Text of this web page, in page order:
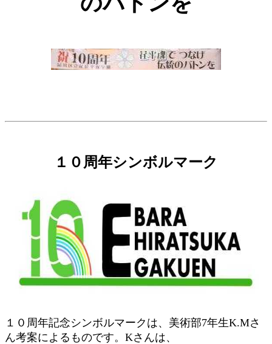
１０周年シンボルマーク
１０周年記念シンボルマークは、美術部7年生K.Mさ
ん考案によるものです。Kさんは、